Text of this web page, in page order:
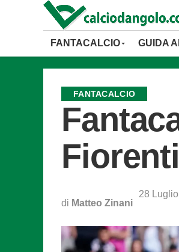
FANTACALCIO GUIDA
FANTACALCIO
di Matteo Zinani
28